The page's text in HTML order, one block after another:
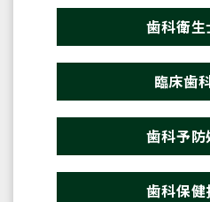
歯科衛生
臨床歯
歯科予防
歯科保健